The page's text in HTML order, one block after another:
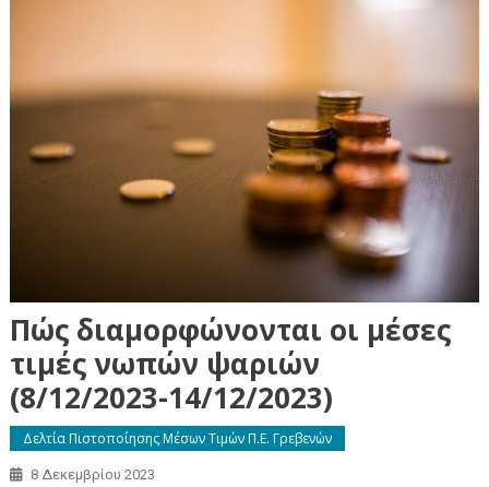
Πώς διαμορφώνονται οι μέσες
τιμές νωπών ψαριών
(8/12/2023-14/12/2023)
Δελτία Πιστοποίησης Μέσων Τιμών Π.Ε. Γρεβενών
8 Δεκεμβρίου 2023